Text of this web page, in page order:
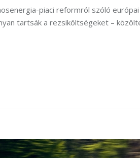
piaci reformról szóló
tartsák a rezsiköltségeket –